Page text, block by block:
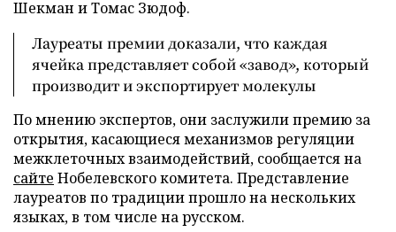
Шекман и Томас Зюдоф.
Лауреаты премии доказали, что каждая
ячейка представляет собой «завод», который
производит и экспортирует молекулы
По мнению экспертов, они заслужили премию за
открытия, касающиеся механизмов регуляции
межклеточных взаимодействий, сообщается на
сайте Нобелевского комитета. Представление
лауреатов по традиции прошло на нескольких
языках, в том числе на русском.